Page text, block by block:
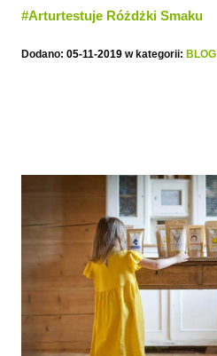
#Arturtestuje Różdżki Smaku
Dodano: 05-11-2019 w kategorii: BLOG